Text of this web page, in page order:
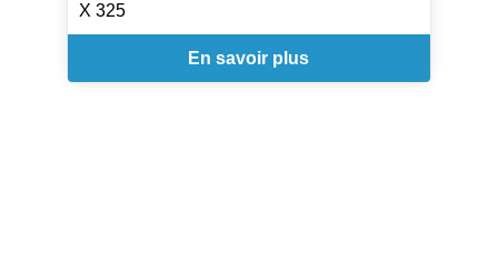
X 325
En savoir plus